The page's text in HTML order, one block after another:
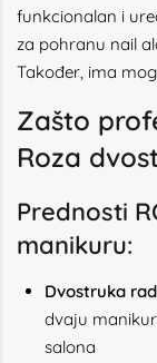
funkcionalan i
za pohranu nail
Također, ima
Zašto
Roza
Prednosti
manikuru:
Dvostruka
dvaju
salona